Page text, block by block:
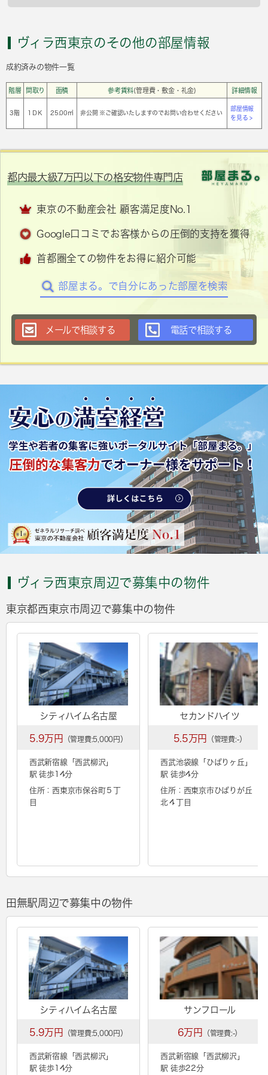
ヴィラ西東京のその他の部屋情報
成約済みの物件一覧
階層 間取り 面積 参考賃料(管理費・敷金・礼金) 詳細情報
3階 1ＤＫ 25.00㎡ 非公開 ※ご確認いたしますのでお問い合わせください
部屋情報
を見る >
都内最大級7万円以下の格安物件専門店
東京の不動産会社 顧客満足度No.1
Google口コミでお客様からの圧倒的支持を獲得
首都圏全ての物件をお得に紹介可能
部屋まる。で自分にあった部屋を検索
メールで相談する 電話で相談する
ヴィラ西東京周辺で募集中の物件
東京都西東京市周辺で募集中の物件
シティハイム名古屋
5.9万円 （管理費:5,000円）
西武新宿線「 西武柳沢 」
駅 徒歩14分
住所：西東京市保谷町５丁
目
セカンドハイツ
5.5万円 （管理費:-）
西武池袋線「 ひばりヶ丘 」
駅 徒歩4分
住所：西東京市ひばりが丘
北４丁目
田無駅周辺で募集中の物件
シティハイム名古屋
5.9万円 （管理費:5,000円）
西武新宿線「 西武柳沢 」
駅 徒歩14分
サンフロール
6万円 （管理費:-）
西武新宿線「 西武柳沢 」
駅 徒歩22分